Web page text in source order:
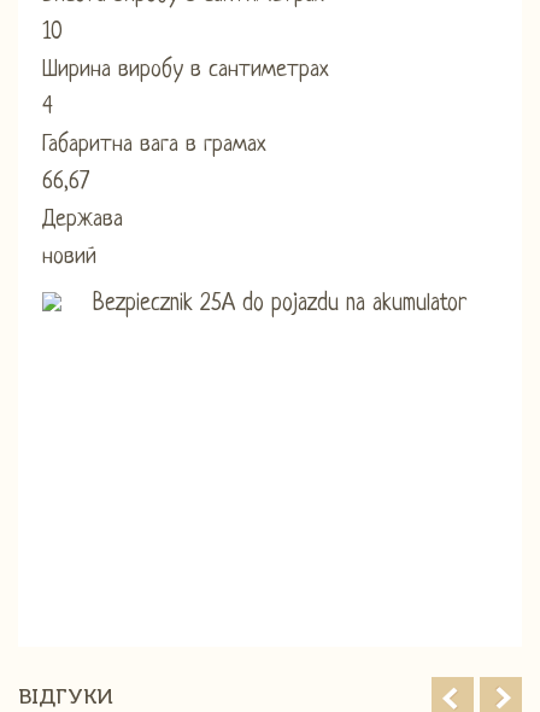
10
Ширина виробу в сантиметрах
4
Габаритна вага в грамах
66,67
Держава
новий
ВІДГУКИ